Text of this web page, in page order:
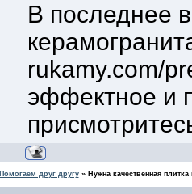
В последнее
rukamy.com/
эффектное и
Помогаем друг другу» Нужна качественная